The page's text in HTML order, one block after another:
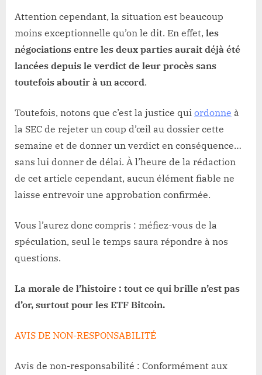
Attention cependant, la situation est beaucoup
moins exceptionnelle qu’on le dit. En effet, les
négociations entre les deux parties aurait déjà été
lancées depuis le verdict de leur procès sans
toutefois aboutir à un accord.
Toutefois, notons que c’est la justice qui ordonne à
la SEC de rejeter un coup d’œil au dossier cette
semaine et de donner un verdict en conséquence…
sans lui donner de délai. À l’heure de la rédaction
de cet article cependant, aucun élément fiable ne
laisse entrevoir une approbation confirmée.
Vous l’aurez donc compris : méfiez-vous de la
spéculation, seul le temps saura répondre à nos
questions.
La morale de l’histoire : tout ce qui brille n’est pas
d’or, surtout pour les ETF Bitcoin.
AVIS DE NON-RESPONSABILITÉ
Avis de non-responsabilité : Conformément aux